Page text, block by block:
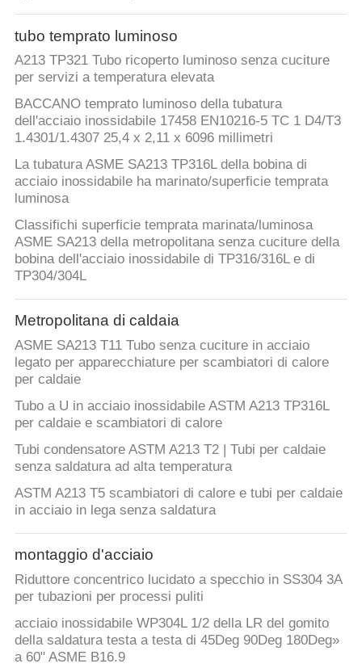
tubo temprato luminoso
A213 TP321 Tubo ricoperto luminoso senza cuciture
per servizi a temperatura elevata
BACCANO temprato luminoso della tubatura
dell'acciaio inossidabile 17458 EN10216-5 TC 1 D4/T3
1.4301/1.4307 25,4 x 2,11 x 6096 millimetri
La tubatura ASME SA213 TP316L della bobina di
acciaio inossidabile ha marinato/superficie temprata
luminosa
Classifichi superficie temprata marinata/luminosa
ASME SA213 della metropolitana senza cuciture della
bobina dell'acciaio inossidabile di TP316/316L e di
TP304/304L
Metropolitana di caldaia
ASME SA213 T11 Tubo senza cuciture in acciaio
legato per apparecchiature per scambiatori di calore
per caldaie
Tubo a U in acciaio inossidabile ASTM A213 TP316L
per caldaie e scambiatori di calore
Tubi condensatore ASTM A213 T2 | Tubi per caldaie
senza saldatura ad alta temperatura
ASTM A213 T5 scambiatori di calore e tubi per caldaie
in acciaio in lega senza saldatura
montaggio d'acciaio
Riduttore concentrico lucidato a specchio in SS304 3A
per tubazioni per processi puliti
acciaio inossidabile WP304L 1/2 della LR del gomito
della saldatura testa a testa di 45Deg 90Deg 180Deg»
a 60" ASME B16.9